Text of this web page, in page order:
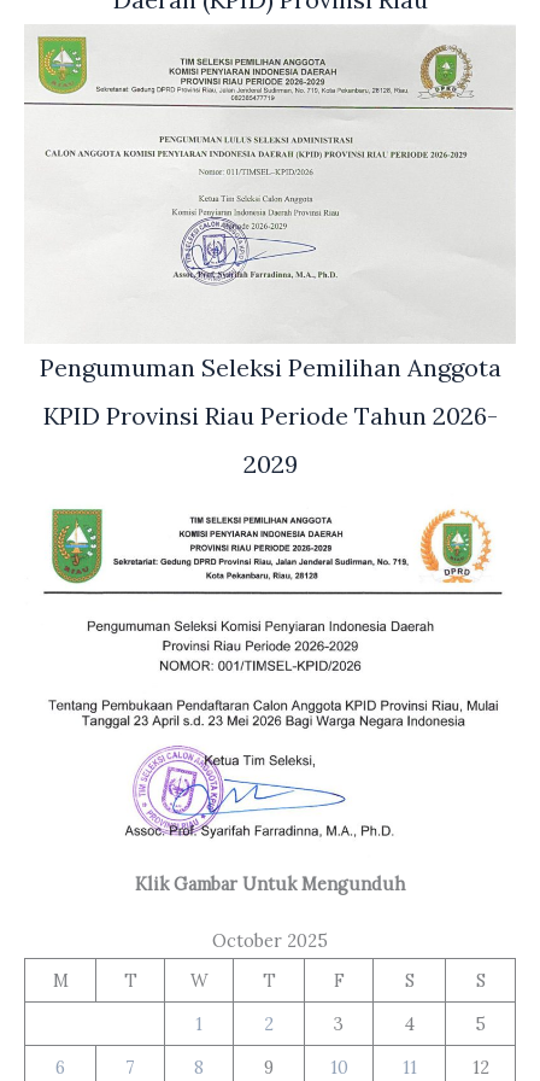
Pengumuman Seleksi Pemilihan Anggota
KPID Provinsi Riau Periode Tahun 2026-
2029
Klik Gambar Untuk Mengunduh
October 2025
M
T W T F S
S
1
2 3 4
5
6
7 8 9 10 11
12